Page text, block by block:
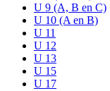
U 9 (A, B en C)
U 10 (A en B)
U 11
U 12
U 13
U 15
U 17